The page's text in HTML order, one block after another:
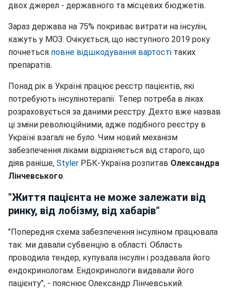
двох джерел - державного та місцевих бюджетів.
Зараз держава на 75% покриває витрати на інсулін,
кажуть у МОЗ. Очікується, що наступного 2019 року
почнеться повне відшкодування вартості таких
препаратів.
Понад рік в Україні працює реєстр пацієнтів, які
потребують інсулінотерапії. Тепер потреба в ліках
розраховується за даними реєстру. Дехто вже назвав
ці зміни революційними, адже подібного реєстру в
Україні взагалі не було. Чим новий механізм
забезпечення ліками відрізняється від старого, що
діяв раніше, Styler РБК-Україна розпитав Олександра
Лінчевського.
"Життя пацієнта не може залежати від
ринку, від лобізму, від хабарів"
"Попередня схема забезпечення інсуліном працювала
так: ми давали субвенцію в області. Область
проводила тендер, купувала інсулін і роздавала його
ендокринологам. Ендокринологи видавали його
пацієнту", - пояснює Олександр Лінчевський.